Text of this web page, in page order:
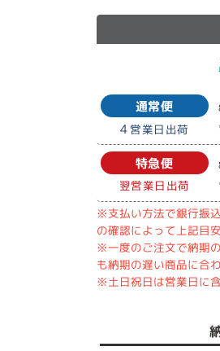
通常便
4 営業日出荷
特急便
翌営業日出荷
※支払い方法で銀行振
の確認によって上記目
※一度のご注文で納期
も納期の遅い商品に合
※土日祝日は営業日に含